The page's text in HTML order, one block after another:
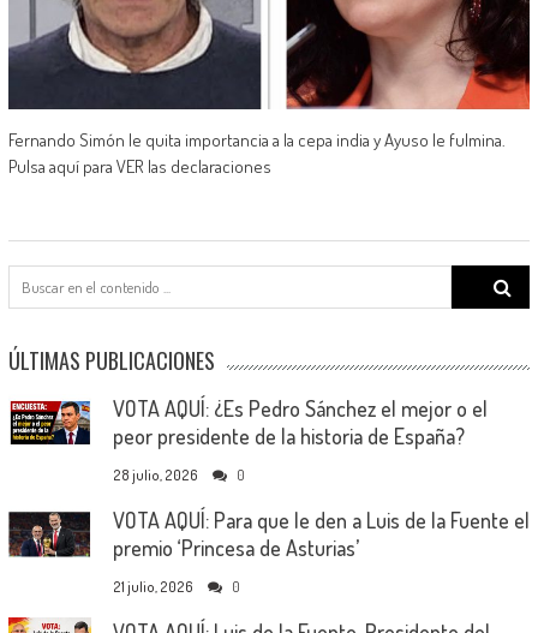
Fernando Simón le quita importancia a la cepa india y Ayuso le fulmina.
Pulsa aquí para VER las declaraciones
Search
for:
ÚLTIMAS PUBLICACIONES
VOTA AQUÍ: ¿Es Pedro Sánchez el mejor o el
peor presidente de la historia de España?
28 julio, 2026 0
VOTA AQUÍ: Para que le den a Luis de la Fuente el
premio ‘Princesa de Asturias’
21 julio, 2026 0